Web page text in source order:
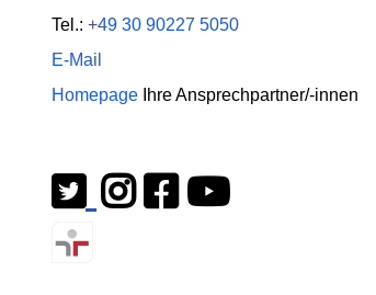
Tel.: +49 30 90227 5050
E-Mail
Homepage Ihre Ansprechpartner/-innen